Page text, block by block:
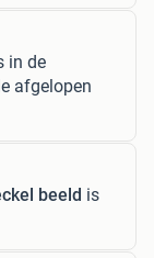
in de
afgelopen
beeld is